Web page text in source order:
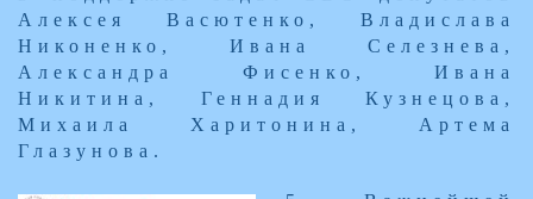
Алексея Васютенко, Владислава
Никоненко, Ивана Селезнева,
Александра Фисенко, Ивана
Никитина, Геннадия Кузнецова,
Михаила Харитонина, Артема
Глазунова.